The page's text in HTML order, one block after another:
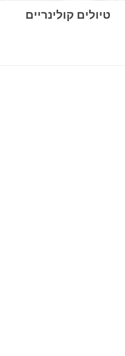
טיולים קולינריים